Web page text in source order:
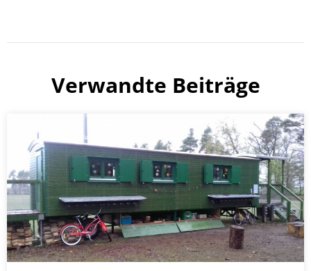
Verwandte Beiträge